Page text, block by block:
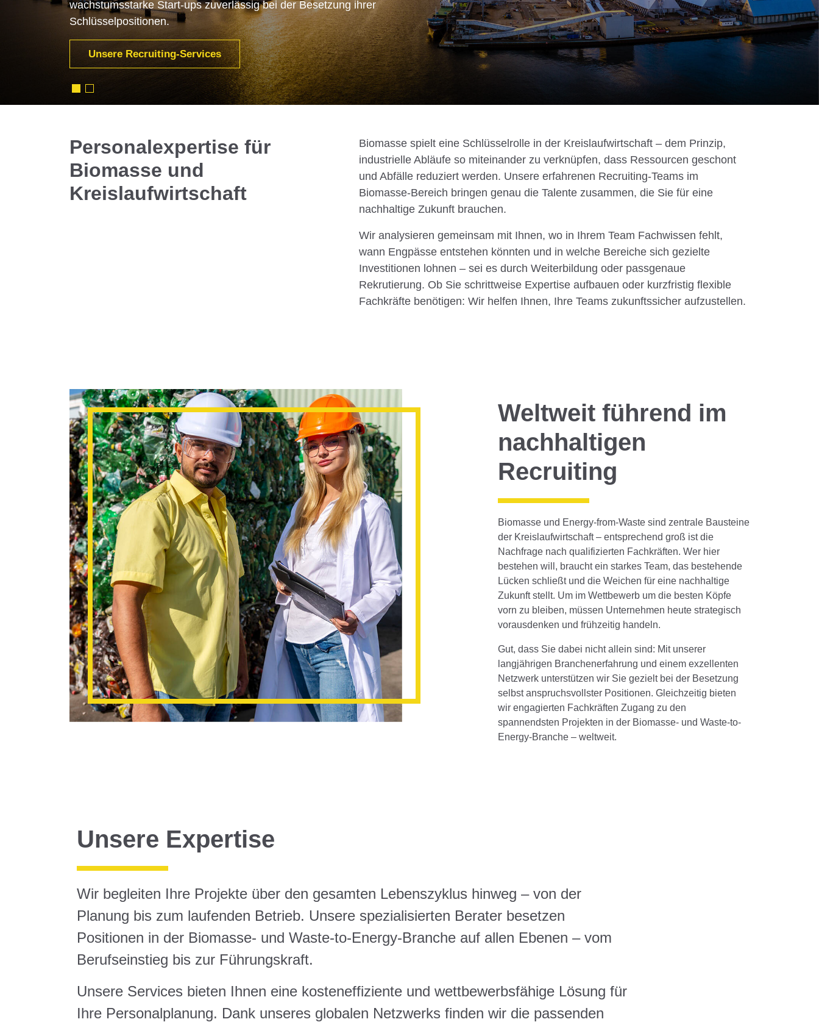
wachstumsstarke Start-ups zuverlässig bei der Besetzung ihrer
Schlüsselpositionen.
Unsere Recruiting-Services
Unsere Recruiting-Experten bieten Zugang zu einer Vielzahl
spannender Positionen – für Ihren nächsten Karriereschritt.
Biomasse und Kreislaufwirtschaft Jobs
Personalexpertise für
Biomasse und
Kreislaufwirtschaft
Biomasse spielt eine Schlüsselrolle in der Kreislaufwirtschaft – dem Prinzip,
industrielle Abläufe so miteinander zu verknüpfen, dass Ressourcen geschont
und Abfälle reduziert werden. Unsere erfahrenen Recruiting-Teams im
Biomasse-Bereich bringen genau die Talente zusammen, die Sie für eine
nachhaltige Zukunft brauchen.
Wir analysieren gemeinsam mit Ihnen, wo in Ihrem Team Fachwissen fehlt,
wann Engpässe entstehen könnten und in welche Bereiche sich gezielte
Investitionen lohnen – sei es durch Weiterbildung oder passgenaue
Rekrutierung. Ob Sie schrittweise Expertise aufbauen oder kurzfristig flexible
Fachkräfte benötigen: Wir helfen Ihnen, Ihre Teams zukunftssicher aufzustellen.
Weltweit führend im
nachhaltigen
Recruiting
Biomasse und Energy-from-Waste sind zentrale Bausteine
der Kreislaufwirtschaft – entsprechend groß ist die
Nachfrage nach qualifizierten Fachkräften. Wer hier
bestehen will, braucht ein starkes Team, das bestehende
Lücken schließt und die Weichen für eine nachhaltige
Zukunft stellt. Um im Wettbewerb um die besten Köpfe
vorn zu bleiben, müssen Unternehmen heute strategisch
vorausdenken und frühzeitig handeln.
Gut, dass Sie dabei nicht allein sind: Mit unserer
langjährigen Branchenerfahrung und einem exzellenten
Netzwerk unterstützen wir Sie gezielt bei der Besetzung
selbst anspruchsvollster Positionen. Gleichzeitig bieten
wir engagierten Fachkräften Zugang zu den
spannendsten Projekten in der Biomasse- und Waste-to-
Energy-Branche – weltweit.
Unsere Expertise
Wir begleiten Ihre Projekte über den gesamten Lebenszyklus hinweg – von der
Planung bis zum laufenden Betrieb. Unsere spezialisierten Berater besetzen
Positionen in der Biomasse- und Waste-to-Energy-Branche auf allen Ebenen – vom
Berufseinstieg bis zur Führungskraft.
Unsere Services bieten Ihnen eine kosteneffiziente und wettbewerbsfähige Lösung für
Ihre Personalplanung. Dank unseres globalen Netzwerks finden wir die passenden